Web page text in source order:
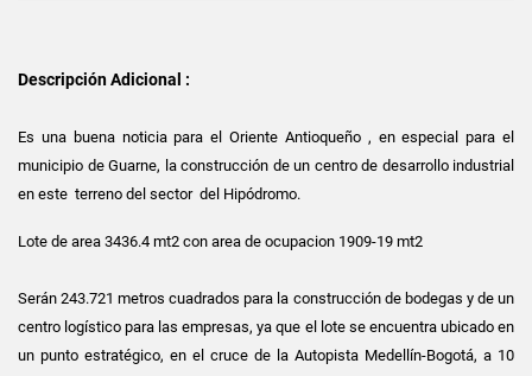
Descripción Adicional :
Es una buena noticia para el Oriente Antioqueño , en especial para el
municipio de Guarne, la construcción de un centro de desarrollo industrial
en este terreno del sector del Hipódromo.
Lote de area 3436.4 mt2 con area de ocupacion 1909-19 mt2
Serán 243.721 metros cuadrados para la construcción de bodegas y de un
centro logístico para las empresas, ya que el lote se encuentra ubicado en
un punto estratégico, en el cruce de la Autopista Medellín-Bogotá, a 10